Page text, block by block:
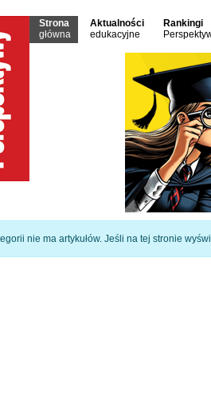
Strona
główna
Aktualności
edukacyjne
Rankingi
nie ma artykułów. Jeśli na tej stronie